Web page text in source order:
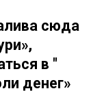
сюда
в "
денег»